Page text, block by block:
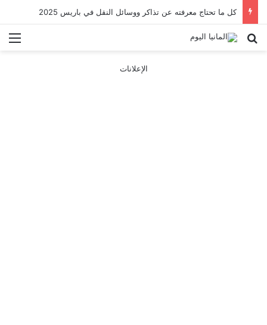
كل ما تحتاج معرفته عن تذاكر ووسائل النقل في باريس 2025
بحث عن
الإعلانات